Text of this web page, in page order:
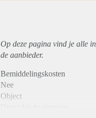
Op deze pagina vind je alle
de aanbieder.
Bemiddelingskosten
Nee
Object